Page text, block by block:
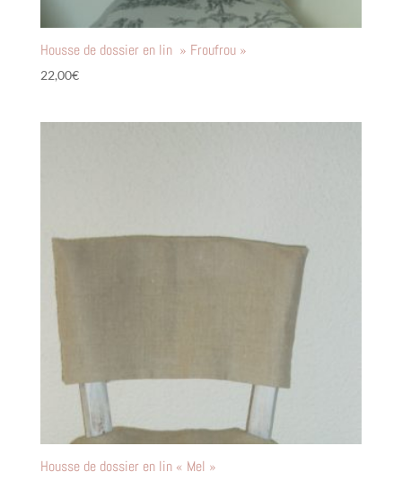
Housse de dossier en lin » Froufrou »
22,00€
Housse de dossier en lin « Mel »